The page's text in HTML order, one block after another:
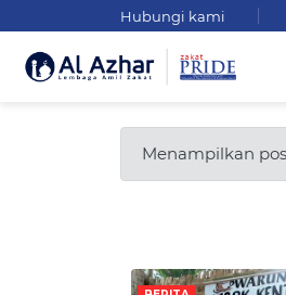
Hubungi kami
Menampilkan